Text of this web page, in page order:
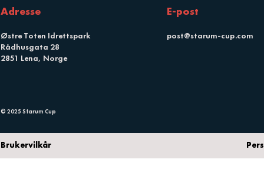
Adresse
Østre Toten Idrettspark
Rådhusgata 28
2851 Lena, Norge
© 2025 Starum Cup
E-post
post@starum-cup.com
Brukervilkår